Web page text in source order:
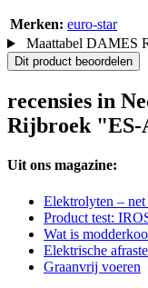
Merken: euro-star
Maattabel DAMES
Dit product beoordelen
recensies in
Rijbroek
Uit ons magazine:
Elektrolyten –
Product test:
Wat is
Elektrische
Graanvrij voeren